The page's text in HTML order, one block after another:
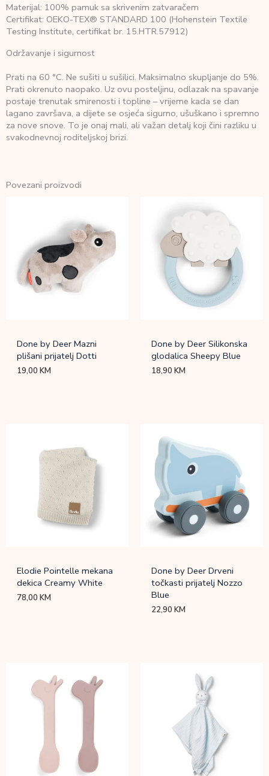
Materijal: 100% pamuk sa skrivenim zatvaračem
Certifikat: OEKO-TEX® STANDARD 100 (Hohenstein Textile
Testing Institute, certifikat br. 15.HTR.57912)
Održavanje i sigurnost
Prati na 60 °C. Ne sušiti u sušilici. Maksimalno skupljanje do 5%.
Prati okrenuto naopako. Uz ovu posteljinu, odlazak na spavanje
postaje trenutak smirenosti i topline – vrijeme kada se dan
lagano završava, a dijete se osjeća sigurno, ušuškano i spremno
za nove snove. To je onaj mali, ali važan detalj koji čini razliku u
svakodnevnoj roditeljskoj brizi.
Povezani proizvodi
Done by Deer Mazni
plišani prijatelj Dotti
19,00KM
Done by Deer Silikonska
glodalica Sheepy Blue
18,90KM
Elodie Pointelle mekana
dekica Creamy White
78,00KM
Done by Deer Drveni
točkasti prijatelj Nozzo
Blue
22,90KM